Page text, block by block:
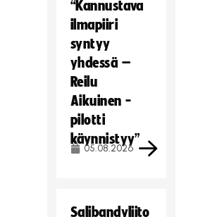
“Kannustava
ilmapiiri
syntyy
yhdessä –
Reilu
Aikuinen -
pilotti
käynnistyy”
05.08.2026
Salibandyliito